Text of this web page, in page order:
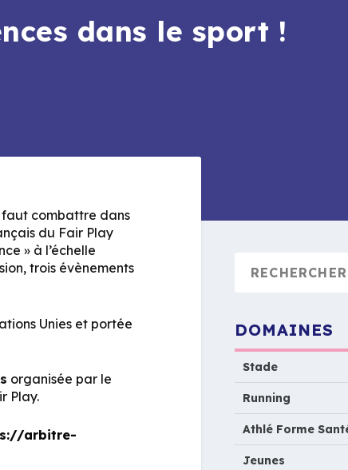
dans le sport !
faut combattre dans
du Fair Play
» à l’échelle
trois évènements
Unies et portée
organisée par le
Play.
arbitre-
DOMAINES
Stade
Running
Athlé Forme
Jeunes